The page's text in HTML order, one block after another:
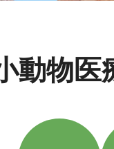
動物医